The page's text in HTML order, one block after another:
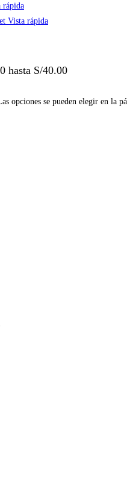
rápida
Vista rápida
hasta S/40.00
opciones se pueden elegir en la